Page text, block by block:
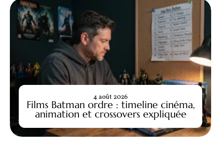
Films Batman ordre : timeline cinéma,
animation et crossovers expliquée
4 août 2026